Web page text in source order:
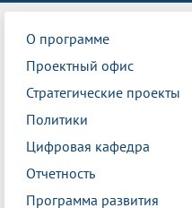
О программе
Проектный офис
Стратегические проекты
Политики
Цифровая кафедра
Отчетность
Программа развития